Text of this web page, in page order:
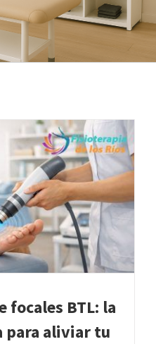
focales BTL: la
para aliviar tu